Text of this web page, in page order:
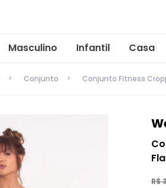
Masculino Infantil Casa
Conjunto Conjunto Fitness
R$